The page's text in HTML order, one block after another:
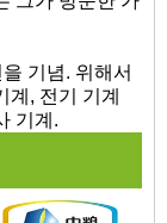
기념. 위해서
계, 전기 기계
기계.